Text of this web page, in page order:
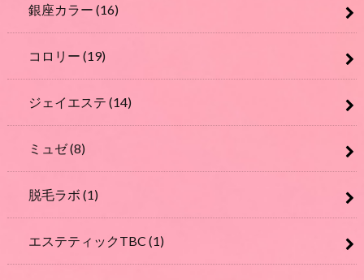
銀座カラー (16)
コロリー (19)
ジェイエステ (14)
ミュゼ(8)
脱毛ラボ (1)
エステティックTBC (1)